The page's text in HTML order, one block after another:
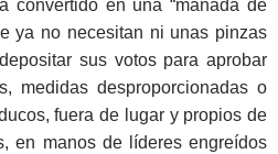
convertido en una “manada de
ya no necesitan ni unas pinzas
sus votos para aprobar
medidas desproporcionadas o
fuera de lugar y propios de
en manos de líderes engreídos